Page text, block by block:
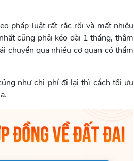
pháp luật rất rắc rối và mất nhiều
cũng phải kéo dài 1 tháng, thậm
chuyển qua nhiều cơ quan có thẩm
như chi phí đi lại thì cách tối ưu